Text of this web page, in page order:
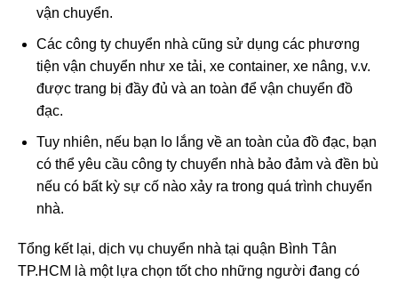
vận chuyển.
Các công ty chuyển nhà cũng sử dụng các phương
tiện vận chuyển như xe tải, xe container, xe nâng, v.v.
được trang bị đầy đủ và an toàn để vận chuyển đồ
đạc.
Tuy nhiên, nếu bạn lo lắng về an toàn của đồ đạc, bạn
có thể yêu cầu công ty chuyển nhà bảo đảm và đền bù
nếu có bất kỳ sự cố nào xảy ra trong quá trình chuyển
nhà.
Tổng kết lại, dịch vụ chuyển nhà tại quận Bình Tân
TP.HCM là một lựa chọn tốt cho những người đang có